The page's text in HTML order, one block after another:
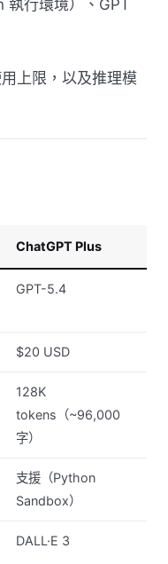
行環境）、GPT
上限，以及推理模
ChatGPT Plus
GPT-5.4
$20 USD
128K
tokens（~96,000
字）
支援（Python
Sandbox）
DALL·E 3